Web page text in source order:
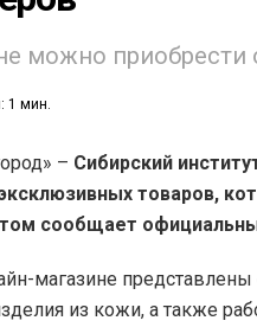
можно
1 мин.
– Сибирский
товаров,
сообщает
магазине
из кожи, а также